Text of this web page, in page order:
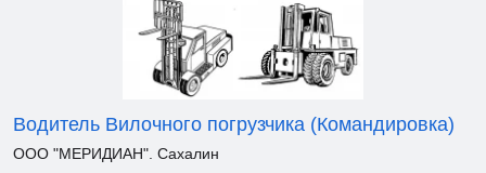
Водитель Вилочного погрузчика (Командировка)
ООО "МЕРИДИАН". Сахалин